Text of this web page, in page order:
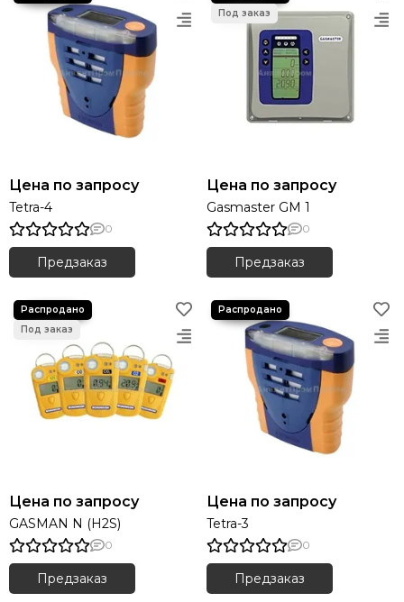
Цена по запросу
Tetra-4
0
Предзаказ
Цена по запросу
Gasmaster GM 1
0
Предзаказ
Цена по запросу
GASMAN N (H2S)
0
Предзаказ
Цена по запросу
Tetra-3
0
Предзаказ